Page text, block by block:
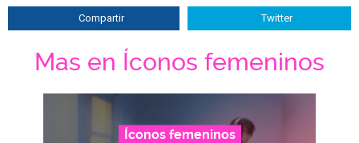
Compartir Twitter
Mas en Íconos femeninos
Íconos femeninos